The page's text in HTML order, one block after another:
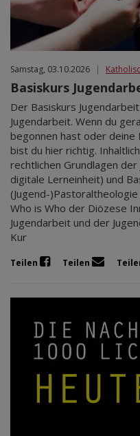
Samstag, 03.10.2026 |
Basiskurs
Der Basiskurs
Jugendarbeit. Wenn du
begonnen hast oder
bist du hier richtig.
rechtlichen Grundlagen
digitale Lerneinheit) und
(Jugend-
Who is Who der Diözese
Jugendarbeit und der
Kur
Teilen Teilen